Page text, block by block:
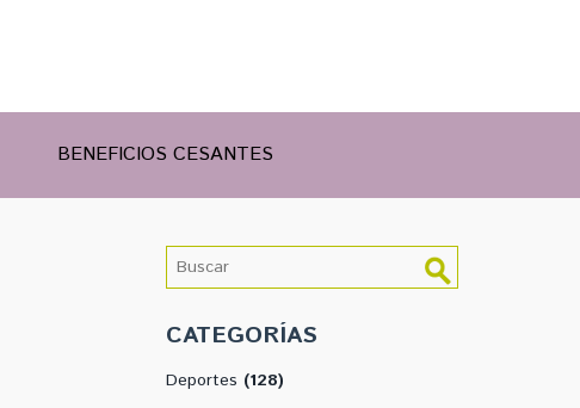
BENEFICIOS CESANTES
CATEGORÍAS
Deportes (128)